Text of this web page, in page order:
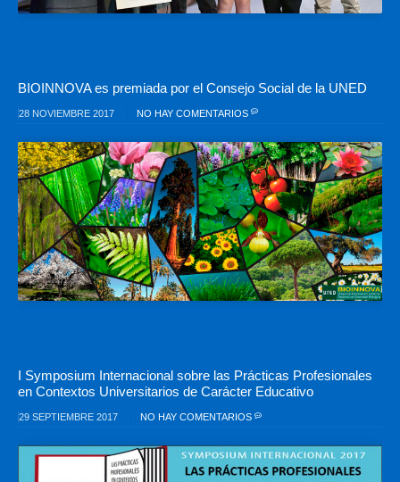
BIOINNOVA es premiada por el Consejo Social de la UNED
28 NOVIEMBRE 2017 NO HAY COMENTARIOS
I Symposium Internacional sobre las Prácticas Profesionales
en Contextos Universitarios de Carácter Educativo
29 SEPTIEMBRE 2017 NO HAY COMENTARIOS